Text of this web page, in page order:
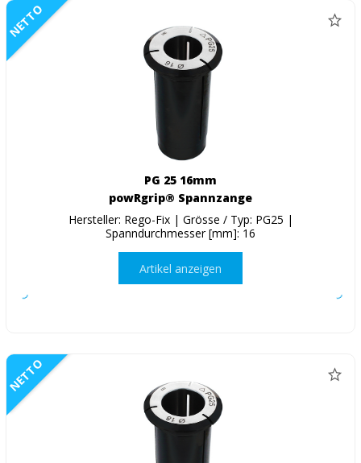
NETTO
PG 25 16mm
powRgrip® Spannzange
Hersteller: Rego-Fix | Grösse / Typ: PG25 |
Spanndurchmesser [mm]: 16
Artikel anzeigen
NETTO